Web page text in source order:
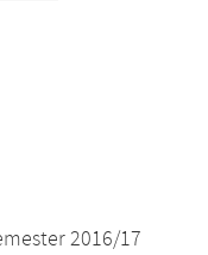
2016/17